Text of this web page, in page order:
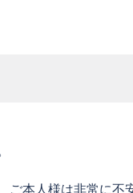
ご本人様は非常に不